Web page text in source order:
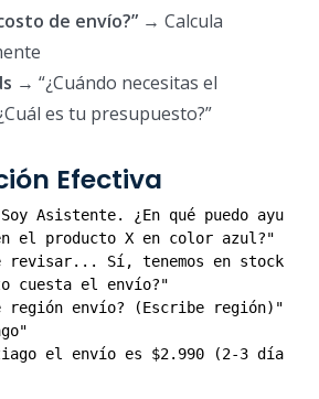
de envío?” → Calcula
→ “¿Cuándo necesitas el
es tu presupuesto?”
Efectiva
Asistente. ¿En qué puedo
el producto X en color azul?"
revisar... Sí, tenemos en stock.
cuesta el envío?"
región envío? (Escribe región)"